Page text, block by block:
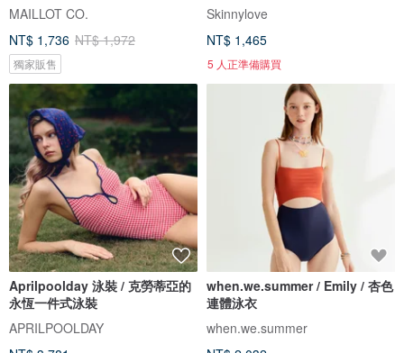
MAILLOT CO.
NT$ 1,736 NT$ 1,972
獨家販售
Skinnylove
NT$ 1,465
5 人正準備購買
Aprilpoolday 泳裝 / 克勞蒂亞的
永恆一件式泳裝
APRILPOOLDAY
when.we.summer / Emily / 杏色
連體泳衣
when.we.summer